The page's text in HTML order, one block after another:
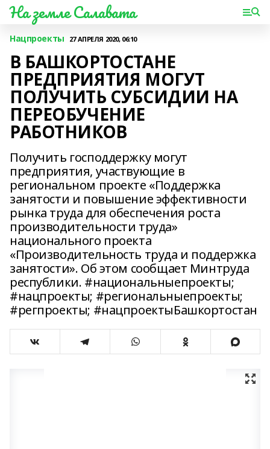
На земле Салавата
Нацпроекты 27 АПРЕЛЯ 2020, 06:10
В БАШКОРТОСТАНЕ
ПРЕДПРИЯТИЯ МОГУТ
ПОЛУЧИТЬ СУБСИДИИ НА
ПЕРЕОБУЧЕНИЕ
РАБОТНИКОВ
Получить господдержку могут
предприятия, участвующие в
региональном проекте «Поддержка
занятости и повышение эффективности
рынка труда для обеспечения роста
производительности труда»
национального проекта
«Производительность труда и поддержка
занятости». Об этом сообщает Минтруда
республики. #национальныепроекты;
#нацпроекты; #региональныепроекты;
#регпроекты; #нацпроектыБашкортостан